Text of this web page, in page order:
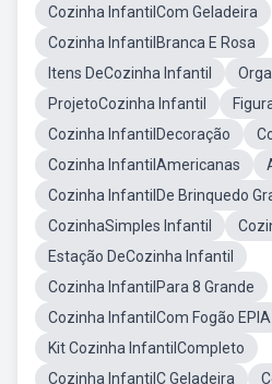
Cozinha InfantilCom Geladeira
Cozinha InfantilBranca E Rosa
Itens DeCozinha Infantil
ProjetoCozinha Infantil
Cozinha InfantilDecoração
Cozinha InfantilAmericanas
Cozinha InfantilDe Brinquedo
CozinhaSimples Infantil
Estação DeCozinha Infantil
Cozinha InfantilPara 8 Grande
Cozinha InfantilCom Fogão EPIA
Kit Cozinha InfantilCompleto
Cozinha InfantilC Geladeira